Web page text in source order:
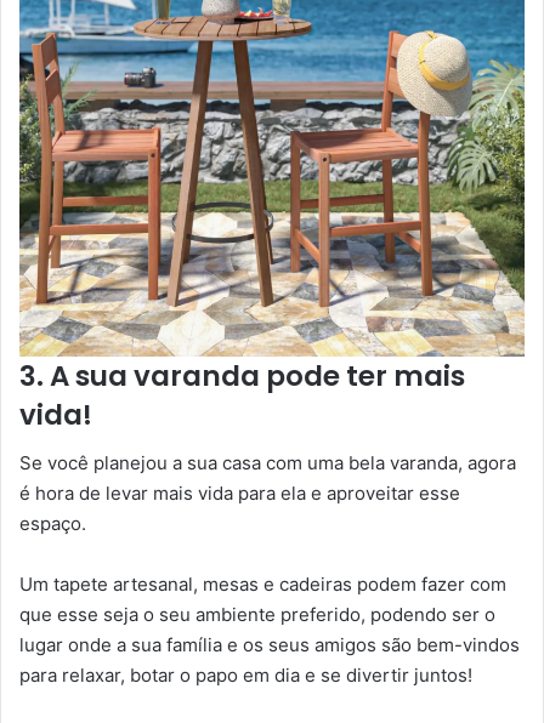
3. A sua varanda pode ter mais
vida!
Se você planejou a sua casa com uma bela varanda, agora
é hora de levar mais vida para ela e aproveitar esse
espaço.
Um tapete artesanal, mesas e cadeiras podem fazer com
que esse seja o seu ambiente preferido, podendo ser o
lugar onde a sua família e os seus amigos são bem-vindos
para relaxar, botar o papo em dia e se divertir juntos!